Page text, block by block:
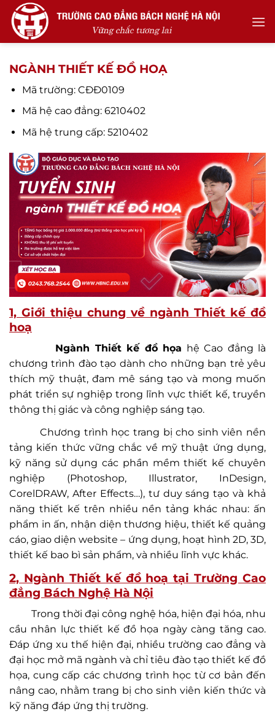
Skip
content
NGÀNH THIẾT KẾ ĐỒ HOẠ
Mã trường: CĐĐ0109
Mã hệ cao đẳng: 6210402
Mã hệ trung cấp: 5210402
1, Giới thiệu chung về ngành Thiết kế đồ
hoạ
Ngành Thiết kế đồ họa hệ Cao đẳng là
chương trình đào tạo dành cho những bạn trẻ yêu
thích mỹ thuật, đam mê sáng tạo và mong muốn
phát triển sự nghiệp trong lĩnh vực thiết kế, truyền
thông thị giác và công nghiệp sáng tạo.
Chương trình học trang bị cho sinh viên nền
tảng kiến thức vững chắc về mỹ thuật ứng dụng,
kỹ năng sử dụng các phần mềm thiết kế chuyên
nghiệp (Photoshop, Illustrator, InDesign,
CorelDRAW, After Effects…), tư duy sáng tạo và khả
năng thiết kế trên nhiều nền tảng khác nhau: ấn
phẩm in ấn, nhận diện thương hiệu, thiết kế quảng
cáo, giao diện website – ứng dụng, hoạt hình 2D, 3D,
thiết kế bao bì sản phẩm, và nhiều lĩnh vực khác.
2, Ngành Thiết kế đồ hoạ tại Trường Cao
đẳng Bách Nghệ Hà Nội
Trong thời đại công nghệ hóa, hiện đại hóa, nhu
cầu nhân lực thiết kế đồ họa ngày càng tăng cao.
Đáp ứng xu thế hiện đại, nhiều trường cao đẳng và
đại học mở mã ngành và chỉ tiêu đào tạo thiết kế đồ
họa, cung cấp các chương trình học từ cơ bản đến
nâng cao, nhằm trang bị cho sinh viên kiến thức và
kỹ năng đáp ứng thị trường.